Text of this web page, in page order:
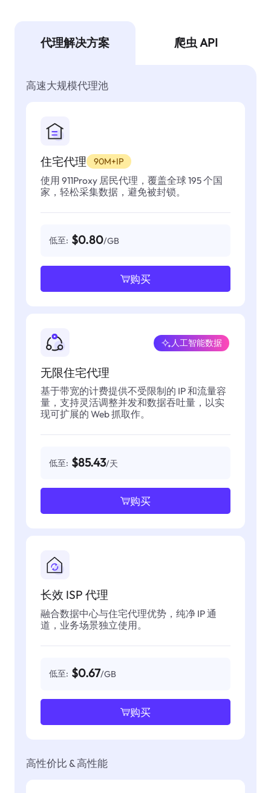
代理解决方案 爬虫 API
高速大规模代理池
住宅代理 90M+IP
使用 911Proxy 居民代理，覆盖全球 195 个国
家，轻松采集数据，避免被封锁。
低至: $0.80/GB
购买
无限住宅代理
人工智能数据
基于带宽的计费提供不受限制的 IP 和流量容
量，支持灵活调整并发和数据吞吐量，以实
现可扩展的 Web 抓取作。
低至: $85.43/天
购买
长效 ISP 代理
融合数据中心与住宅代理优势，纯净 IP 通
道，业务场景独立使用。
低至: $0.67/GB
购买
高性价比 & 高性能